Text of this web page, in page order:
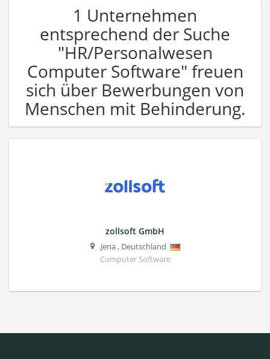
1 Unternehmen
entsprechend der Suche
"HR/Personalwesen
Computer Software" freuen
sich über Bewerbungen von
Menschen mit Behinderung.
zollsoft GmbH
Jena, Deutschland
Computer Software